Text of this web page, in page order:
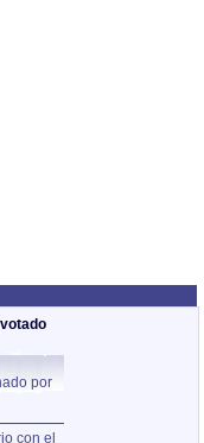
por
con el